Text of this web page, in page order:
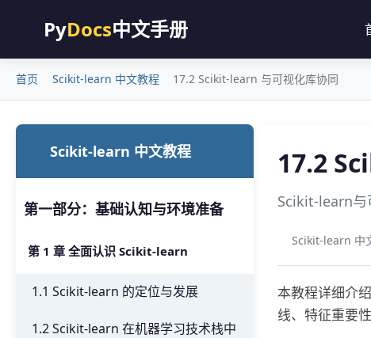
PyDocs中文手册
首页 Scikit-learn 中文教程 17.2 Scikit-learn 与可视化库协同
Scikit-learn 中文教程
第一部分：基础认知与环境准备
第 1 章 全面认识 Scikit-learn
1.1 Scikit-learn 的定位与发展
1.2 Scikit-learn 在机器学习技术栈中
17.2
Scikit-learn
Scikit-learn 中
本教程详细介
线、特征重要